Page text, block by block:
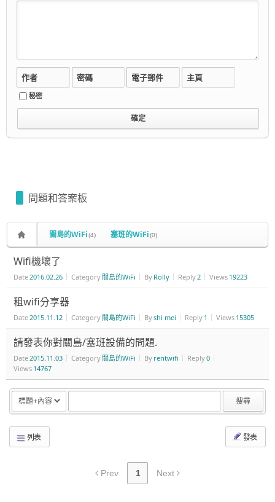
作者 密碼 電子郵件 主頁
秘密
問題和答案板
關島的WiFi(4) 塞班的WiFi(0)
Wifi機壞了
Date2016.02.26 Category 關島的WiFi By Rolly Reply2 Views 19223
租wifi分享器
Date2015.11.12 Category 關島的WiFi Byshi mei Reply 1 Views 15305
請發表你對關島/塞班設備的問題.
Date2015.11.03 Category 關島的WiFi By rentwifi Reply0
Views 14767
搜尋
列表 發表
Prev 1 Next